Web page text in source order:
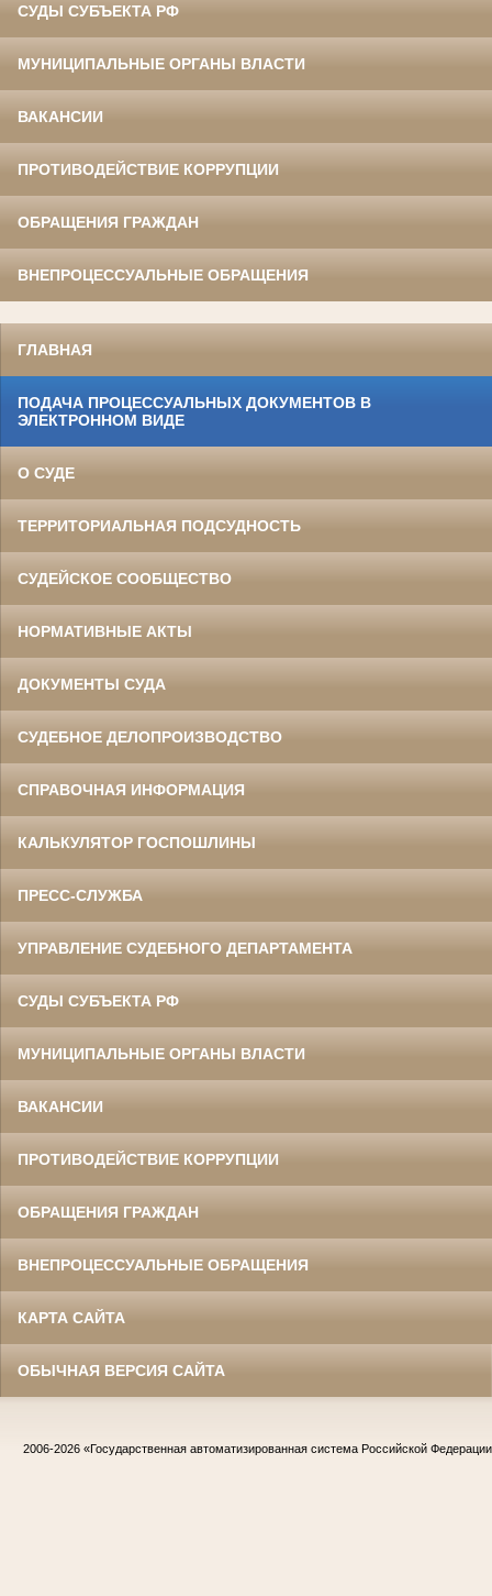
СУДЫ СУБЪЕКТА РФ
МУНИЦИПАЛЬНЫЕ ОРГАНЫ ВЛАСТИ
ВАКАНСИИ
ПРОТИВОДЕЙСТВИЕ КОРРУПЦИИ
ОБРАЩЕНИЯ ГРАЖДАН
ВНЕПРОЦЕССУАЛЬНЫЕ ОБРАЩЕНИЯ
ГЛАВНАЯ
ПОДАЧА ПРОЦЕССУАЛЬНЫХ ДОКУМЕНТОВ В
ЭЛЕКТРОННОМ ВИДЕ
О СУДЕ
ТЕРРИТОРИАЛЬНАЯ ПОДСУДНОСТЬ
СУДЕЙСКОЕ СООБЩЕСТВО
НОРМАТИВНЫЕ АКТЫ
ДОКУМЕНТЫ СУДА
СУДЕБНОЕ ДЕЛОПРОИЗВОДСТВО
СПРАВОЧНАЯ ИНФОРМАЦИЯ
КАЛЬКУЛЯТОР ГОСПОШЛИНЫ
ПРЕСС-СЛУЖБА
УПРАВЛЕНИЕ СУДЕБНОГО ДЕПАРТАМЕНТА
СУДЫ СУБЪЕКТА РФ
МУНИЦИПАЛЬНЫЕ ОРГАНЫ ВЛАСТИ
ВАКАНСИИ
ПРОТИВОДЕЙСТВИЕ КОРРУПЦИИ
ОБРАЩЕНИЯ ГРАЖДАН
ВНЕПРОЦЕССУАЛЬНЫЕ ОБРАЩЕНИЯ
КАРТА САЙТА
ОБЫЧНАЯ ВЕРСИЯ САЙТА
2006-2026 «Государственная автоматизированная система Российской